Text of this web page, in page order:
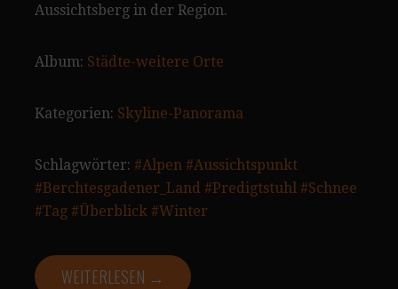
Aussichtsberg in der Region.
Album: Städte-weitere Orte
Kategorien: Skyline-Panorama
Schlagwörter: #Alpen #Aussichtspunkt
#Berchtesgadener_Land #Predigtstuhl #Schnee
#Tag #Überblick #Winter
WEITERLESEN →